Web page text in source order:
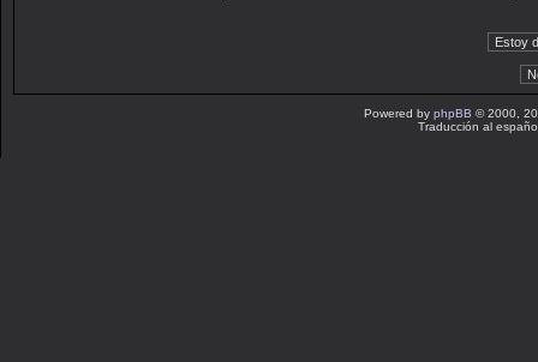
Powered by phpBB © 2000,
Traducción al